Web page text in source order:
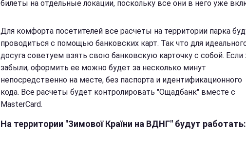
билеты на отдельные локации, поскольку все они в него уже
Для комфорта посетителей все расчеты на территории парка
проводиться с помощью банковских карт. Так что для
досуга советуем взять свою банковскую карточку с собой.
забыли, оформить ее можно будет за несколько минут
непосредственно на месте, без паспорта и идентификационного
кода. Все расчеты будет контролировать "Ощадбанк" вместе с
MasterCard.
На территории "Зимової Країни на ВДНГ" будут работать: